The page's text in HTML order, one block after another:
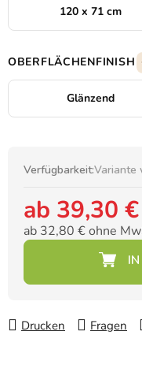
120 x 71 cm
OBERFLÄCHENFINISH
Glänzend
Verfügbarkeit:Variante
ab 39,30 €
ab 32,80 €ohne
Verkaufspreis:
Drucken Fragen